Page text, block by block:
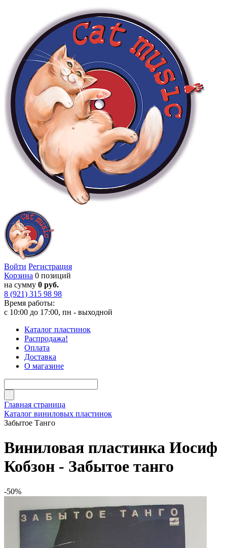
Войти Регистрация
Корзина 0 позиций
на сумму 0 руб.
8 (921) 315 98 98
Время работы:
с 10:00 до 17:00, пн - выходной
Каталог пластинок
Распродажа!
Оплата
Доставка
О магазине
Главная страница
Каталог виниловых пластинок
Забытое Танго
Виниловая пластинка Иосиф
Кобзон - Забытое танго
-50%